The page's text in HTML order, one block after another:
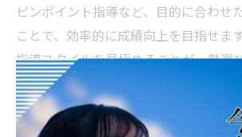
ピンポイント指導など、目的に合わせ
ことで、効率的に成績向上を目指せま
指導スタイルを見極めることが、塾選
トです。